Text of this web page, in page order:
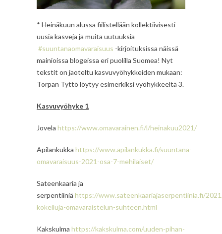
* Heinäkuun alussa fiilistellään kollektiivisesti
uusia kasveja ja muita uutuuksia
#suuntanaomavaraisuus -kirjoituksissa näissä
mainioissa blogeissa eri puolilla Suomea! Nyt
tekstit on jaoteltu kasvuvyöhykkeiden mukaan:
Torpan Tyttö löytyy esimerkiksi vyöhykkeeltä 3.
Kasvuvyöhyke 1
Jovela https://www.omavarainen.fi/l/heinakuu2021/
Apilankukka https://www.apilankukka.fi/suuntana-
omavaraisuus-2021-osa-7-mehilaiset/
Sateenkaaria ja
serpentiiniä https://www.sateenkaariajaserpentiinia.fi/
kokeiluja-omavaraistelun-suhteen.html
Kakskulma https://kakskulma.com/uuden-pihan-